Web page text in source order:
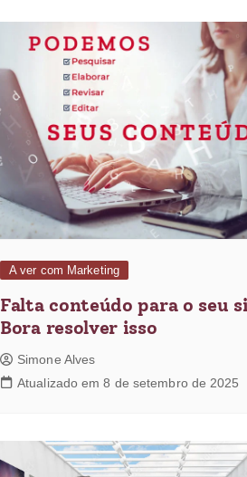
A ver com Marketing
Falta conteúdo para o seu
Bora resolver isso
Simone Alves
Atualizado em 8 de setembro de 2025